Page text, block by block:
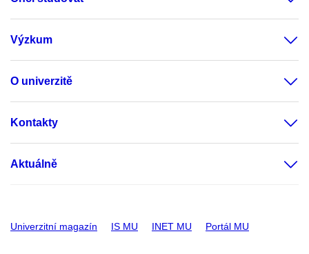
Výzkum
O univerzitě
Kontakty
Aktuálně
Univerzitní magazín IS MU INET MU Portál MU